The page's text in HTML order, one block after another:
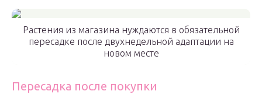
Растения из магазина нуждаются в обязательной
пересадке после двухнедельной адаптации на
новом месте
Пересадка после покупки